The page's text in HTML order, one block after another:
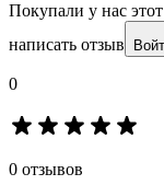
Покупали у нас
написать отзыв
0
0 отзывов